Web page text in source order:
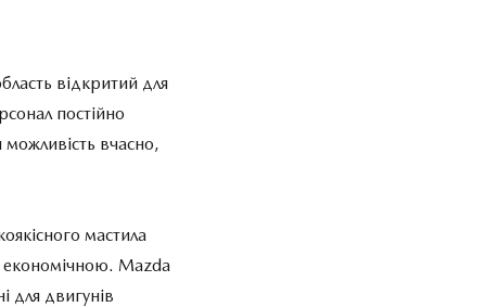
відкритий для
постійно
вчасно,
мастила
Mazda
для двигунів